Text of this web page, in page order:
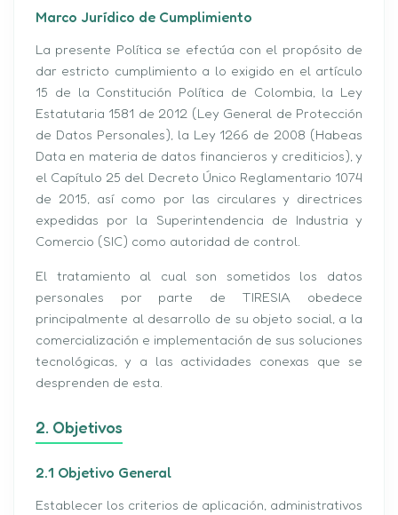
Marco Jurídico de Cumplimiento
La presente Política se efectúa con el propósito de
dar estricto cumplimiento a lo exigido en el artículo
15 de la Constitución Política de Colombia, la Ley
Estatutaria 1581 de 2012 (Ley General de Protección
de Datos Personales), la Ley 1266 de 2008 (Habeas
Data en materia de datos financieros y crediticios), y
el Capítulo 25 del Decreto Único Reglamentario 1074
de 2015, así como por las circulares y directrices
expedidas por la Superintendencia de Industria y
Comercio (SIC) como autoridad de control.
El tratamiento al cual son sometidos los datos
personales por parte de TIRESIA obedece
principalmente al desarrollo de su objeto social, a la
comercialización e implementación de sus soluciones
tecnológicas, y a las actividades conexas que se
desprenden de esta.
2. Objetivos
2.1 Objetivo General
Establecer los criterios de aplicación, administrativos